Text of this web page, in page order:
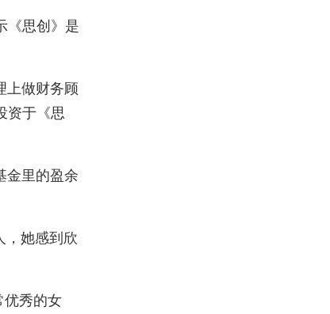
《思创》是
上做财务顾
资于《思
金里的盈余
，她感到欣
秀的女